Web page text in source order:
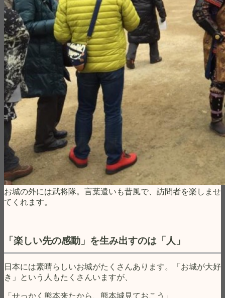
お城の外には武将隊。言葉遣いも昔風で、訪問者を楽しませ
てくれます。
「楽しい先の感動」を生み出すのは「人」
日本には素晴らしいお城がたくさんあります。「お城が大好
き」という人もたくさんいますが、
「せっかく熊本来たから、熊本城見ておこう」